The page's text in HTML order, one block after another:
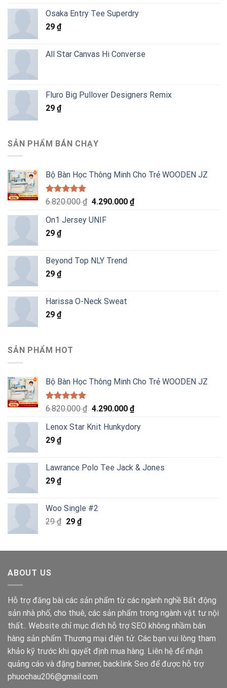
300 ₫
Osaka Entry Tee Superdry
29 ₫
All Star Canvas Hi Converse
Fluro Big Pullover Designers Remix
29 ₫
SẢN PHẨM BÁN CHẠY
Bộ Bàn Học Thông Minh Cho Trẻ WOODEN JZ
Được xếp
5 sao
6.820.000₫ Giá
là:
4.290.000 ₫Giá
On1 Jersey UNIF
29 ₫
Beyond Top NLY Trend
29 ₫
Harissa O-Neck Sweat
29 ₫
SẢN PHẨM HOT
Bộ Bàn Học Thông Minh Cho Trẻ WOODEN JZ
Được xếp
5 sao
6.820.000₫ Giá
là:
4.290.000 ₫Giá
tại
Lenox Star Knit Hunkydory
29 ₫
Lawrance Polo Tee Jack & Jones
29 ₫
Woo Single #2
29₫ Giá
29 ₫.
29 ₫Giá
là:
ABOUT US
Hỗ trợ đăng bài các sản phẩm từ các ngành nghề Bất động
sản nhà phố, cho thuê, các sản phẩm trong ngành vật tư nội
thất.. Website chỉ mục đích hỗ trợ SEO không nhầm bán
hàng sản phẩm Thương mại điện tử. Các bạn vui lòng tham
khảo kỹ trước khi quyết định mua hàng. Liên hệ để nhận
quảng cáo và đặng banner, backlink Seo để được hỗ trợ
phuochau206@gmail.com